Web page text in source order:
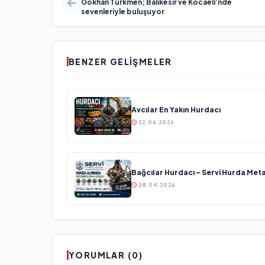
Gökhan Türkmen; Balıkesir ve Kocaeli’nde
sevenleriyle buluşuyor
BENZER GELIŞMELER
Avcılar En Yakın Hurdacı
22.06.2026
Bağcılar Hurdacı – Servi Hurda
28.04.2026
YORUMLAR (0)